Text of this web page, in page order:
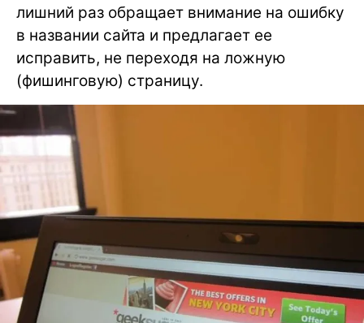
лишний раз обращает внимание на ошибку
в названии сайта и предлагает ее
исправить, не переходя на ложную
(фишинговую) страницу.